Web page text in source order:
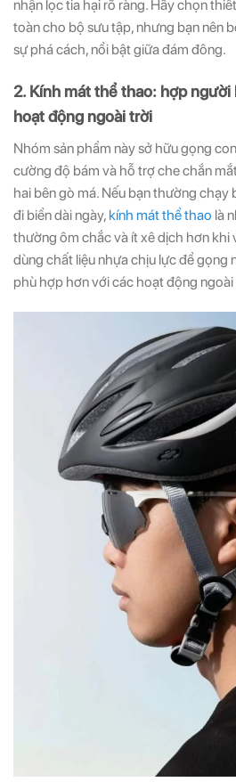
nhận lọc tia hại rõ ràng. Hãy chọn
toàn cho bộ sưu tập, nhưng bạn nên
sự phá cách, nổi bật giữa đám đông.
2. Kính mát thể thao: hợp người
hoạt động ngoài trời
Nhóm sản phẩm này sở hữu gọng
cường độ bám và hỗ trợ che chắn
hai bên gò má. Nếu bạn thường chạy
đi biển dài ngày, kính mát thể thao là
thường ôm chắc và ít xê dịch hơn khi
dùng chất liệu nhựa chịu lực để gọng
phù hợp hơn với các hoạt động ngoài